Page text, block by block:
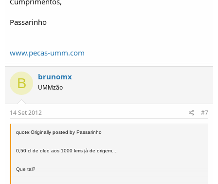
Passarinho
www.pecas-umm.com
B brunomx
UMMzão
14 Set 2012 #7
quote:Originally posted by Passarinho
0,50 cl de oleo aos 1000 kms já de origem....
Que tal?